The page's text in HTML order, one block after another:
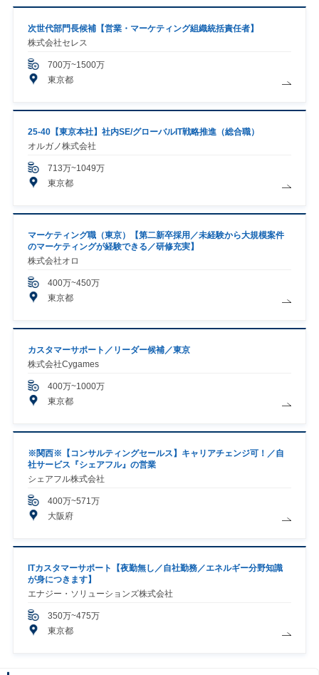
次世代部門長候補【営業・マーケティング組織統括責任者】
株式会社セレス
700万~1500万
東京都
25-40【東京本社】社内SE/グローバルIT戦略推進（総合職）
オルガノ株式会社
713万~1049万
東京都
マーケティング職（東京）【第二新卒採用／未経験から大規模案件
のマーケティングが経験できる／研修充実】
株式会社オロ
400万~450万
東京都
カスタマーサポート／リーダー候補／東京
株式会社Cygames
400万~1000万
東京都
※関西※【コンサルティングセールス】キャリアチェンジ可！／自
社サービス『シェアフル』の営業
シェアフル株式会社
400万~571万
大阪府
ITカスタマーサポート【夜勤無し／自社勤務／エネルギー分野知識
が身につきます】
エナジー・ソリューションズ株式会社
350万~475万
東京都